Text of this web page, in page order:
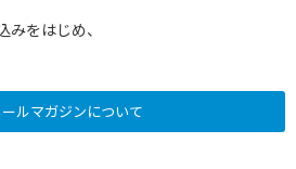
をはじめ、
ルマガジンについて